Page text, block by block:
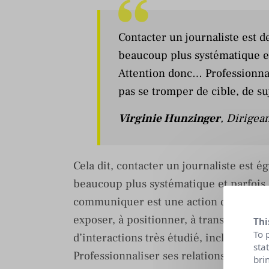
Contacter un journaliste est
beaucoup plus systématique
Attention donc…
pas se tromper de cible, de
Virginie Hunzinger,
Cela dit, contacter un journaliste est
beaucoup plus systématique et
communiquer est une action qui
exposer, à positionner, à transmettre
d’interactions très étudié, incluant
Professionnaliser ses relations presse
To